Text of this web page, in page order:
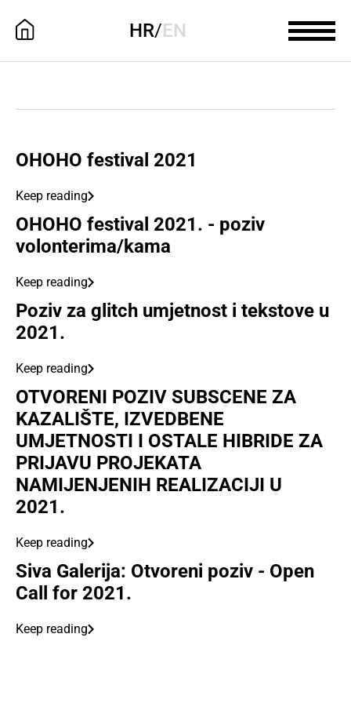
HR/EN
OHOHO festival 2021
Keep reading
OHOHO festival 2021. - poziv
volonterima/kama
Keep reading
Poziv za glitch umjetnost i tekstove u
2021.
Keep reading
OTVORENI POZIV SUBSCENE ZA
KAZALIŠTE, IZVEDBENE
UMJETNOSTI I OSTALE HIBRIDE ZA
PRIJAVU PROJEKATA
NAMIJENJENIH REALIZACIJI U
2021.
Keep reading
Siva Galerija: Otvoreni poziv - Open
Call for 2021.
Keep reading